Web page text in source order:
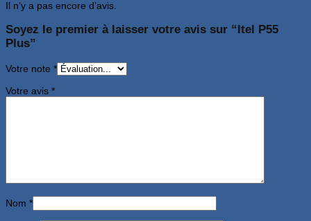
Il n’y a pas encore d’avis.
Soyez le premier à laisser votre avis sur “Itel P55
Plus”
Votre note *
Votre avis *
Nom *